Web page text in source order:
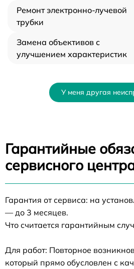
Ремонт электронно-лучевой
трубки
Замена объективов с
улучшением характеристик
У меня другая
Гарантийные
сервисного
Гарантия от сервиса: на
— до 3 месяцев.
Что считается гарантийным
Для работ: Повторное
который прямо обусловлен с